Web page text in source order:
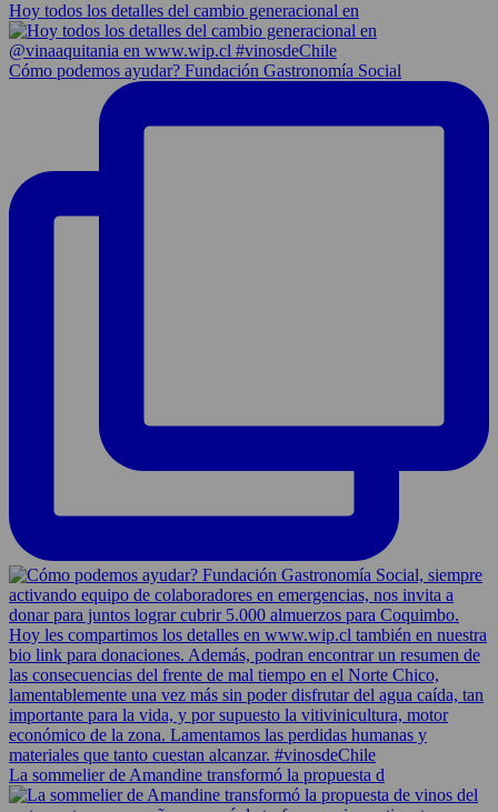
Hoy todos los detalles del cambio generacional en
Cómo podemos ayudar? Fundación Gastronomía Social
La sommelier de Amandine transformó la propuesta d